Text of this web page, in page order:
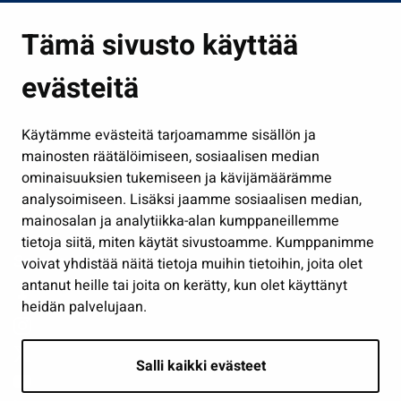
Tämä sivusto käyttää
evästeitä
Käytämme evästeitä tarjoamamme sisällön ja
mainosten räätälöimiseen, sosiaalisen median
ominaisuuksien tukemiseen ja kävijämäärämme
analysoimiseen. Lisäksi jaamme sosiaalisen median,
mainosalan ja analytiikka-alan kumppaneillemme
tietoja siitä, miten käytät sivustoamme. Kumppanimme
voivat yhdistää näitä tietoja muihin tietoihin, joita olet
antanut heille tai joita on kerätty, kun olet käyttänyt
heidän palvelujaan.
Salli kaikki evästeet
Kasvatus ja opetus
Kulttuuri ja liikunta
Työ ja yrittäminen
Osallistu ja asioi
Näytä omat evästeasetukseni
Seuraa meitä